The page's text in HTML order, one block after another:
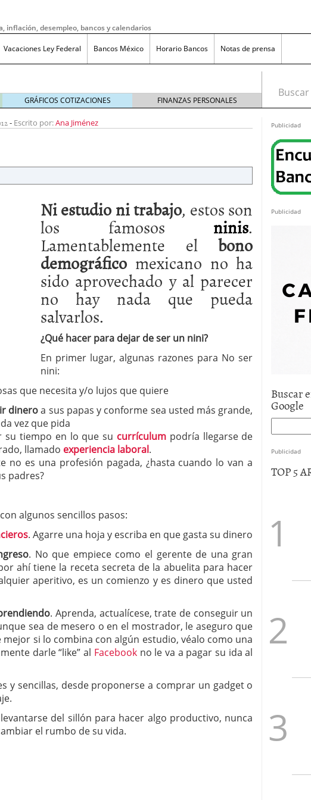
inflación, desempleo, bancos y calendarios
Vacaciones Ley Federal Bancos México Horario Bancos Notas de prensa
el sueldo bruto a neto en México? noviembre 20, 2025
la reforma de reducción de jornada laboral en México con
de asistencia
julio 17, 2025
un seguro de auto económico? abril 9, 2025
año la economía mexicana; predicciones y avances
GRÁFICOS COTIZACIONES FINANZAS PERSONALES
Buscar
- Escrito por:Ana Jiménez
Ni estudio ni trabajo, estos son
los famosos ninis.
Lamentablemente elbono
demográfico mexicano no ha
sido aprovechado y al parecer
no hay nada que pueda
salvarlos.
¿Qué hacer para dejar de ser un nini?
En primer lugar, algunas razones para No ser
nini:
que necesita y/o lujos que quiere
dineroa sus papas y conforme sea usted más grande,
vez que pida
su tiempo en lo que su currículum podría llegarse de
llamado experiencia laboral.
no es una profesión pagada, ¿hasta cuando lo van a
padres?
algunos sencillos pasos:
. Agarre una hoja y escriba en que gasta su dinero
. No que empiece como el gerente de una gran
ahí tiene la receta secreta de la abuelita para hacer
aperitivo, es un comienzo y es dinero que usted
. Aprenda, actualícese, trate de conseguir un
sea de mesero o en el mostrador, le aseguro que
mejor si lo combina con algún estudio, véalo como una
darle “like” al Facebookno le va a pagar su ida al
y sencillas, desde proponerse a comprar un gadget o
del sillón para hacer algo productivo, nunca
el rumbo de su vida.
Publicidad
Publicidad
Buscar
Google
Publicidad
TOP 5